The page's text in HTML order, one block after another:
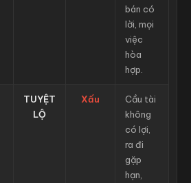
bán có
lời, mọi
việc
hòa
hợp.
TUYỆT
LỘ
Xấu
Cầu tài
không
có lợi,
ra đi
gặp
hạn,